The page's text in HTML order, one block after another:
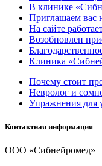
В клинике
Приглашаем вас
На сайте
Возобновлен
Клиника
Почему стоит
Невролог и
Упражнения для
Контактная информация
ООО «Сибнейромед»